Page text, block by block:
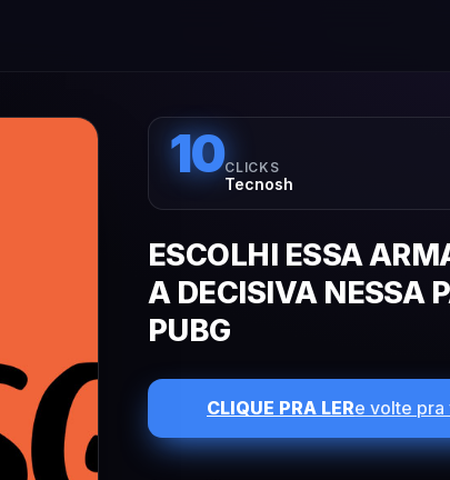
10CLICKS
Tecnosh
ESCOLHI ESSA
A DECISIVA NESSA
PUBG
CLIQUE PRA LERe volte pra